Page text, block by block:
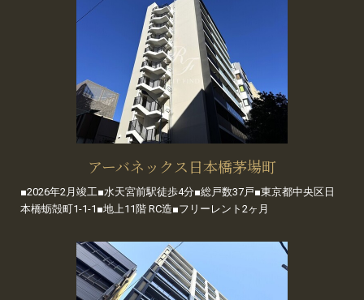
アーバネックス日本橋茅場町
■2026年2月竣工■水天宮前駅徒歩4分■総戸数37戸■東京都中央区日
本橋蛎殻町1-1-1■地上11階 RC造■フリーレント2ヶ月